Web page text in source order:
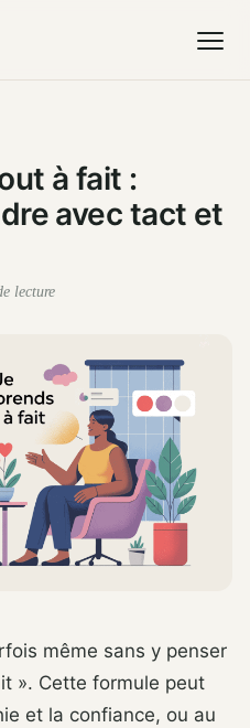
à fait :
avec tact et
lecture
même sans y penser
». Cette formule peut
et la confiance, ou au